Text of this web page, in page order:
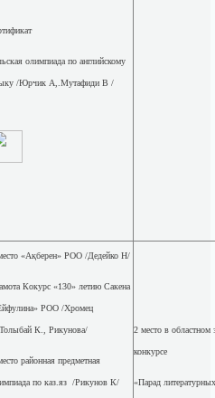
олимпиада по английскому
/Юрчик А,.Мутафиди В /
«Ақберен» РОО /Дедейко Н/
Кокурс «130» летию Сакена
РОО /Хромец
К., Рикунова/
районная предметная
по каз.яз /Рикунов К/
2 место в областном
конкурсе
«Парад